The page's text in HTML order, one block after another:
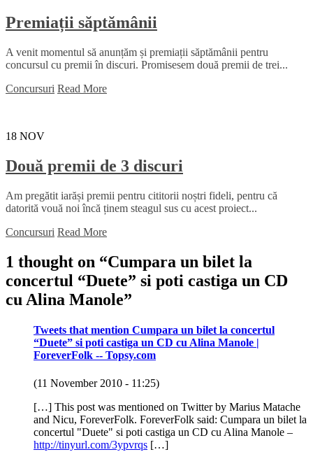
Premiații săptămânii
A venit momentul să anunțăm și premiații săptămânii pentru
concursul cu premii în discuri. Promisesem două premii de trei...
Concursuri Read More
18 NOV
Două premii de 3 discuri
Am pregătit iarăși premii pentru cititorii noștri fideli, pentru că
datorită vouă noi încă ținem steagul sus cu acest proiect...
Concursuri Read More
1 thought on “Cumpara un bilet la
concertul “Duete” si poti castiga un CD
cu Alina Manole”
Tweets that mention Cumpara un bilet la concertul
“Duete” si poti castiga un CD cu Alina Manole |
ForeverFolk -- Topsy.com
(11 November 2010 - 11:25)
[…] This post was mentioned on Twitter by Marius Matache
and Nicu, ForeverFolk. ForeverFolk said: Cumpara un bilet la
concertul "Duete" si poti castiga un CD cu Alina Manole –
http://tinyurl.com/3ypvrqs […]